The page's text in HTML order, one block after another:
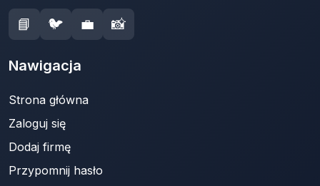
📘 🐦 💼 📸
Nawigacja
Strona główna
Zaloguj się
Dodaj firmę
Przypomnij hasło